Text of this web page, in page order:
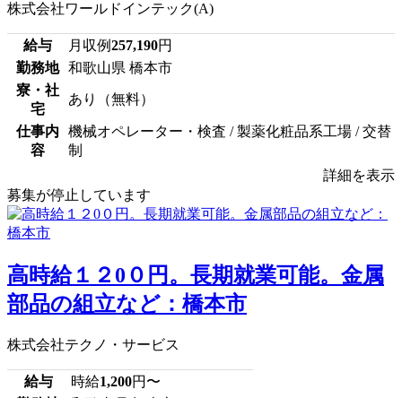
株式会社ワールドインテック(A)
給与 月収例257,190円
勤務地
和歌山県 橋本市
寮・社
宅
あり（無料）
仕事内
容
機械オペレーター・検査 / 製薬化粧品系工場 / 交替
制
詳細を表示
募集が停止しています
高時給１２0０円。長期就業可能。金属
部品の組立など：橋本市
株式会社テクノ・サービス
給与 時給1,200円〜